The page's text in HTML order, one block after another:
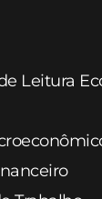
Leitura